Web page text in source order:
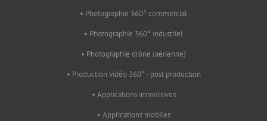
• Photographie 360° commercial
• Photographie 360° industriel
• Photographie drône (aérienne)
• Production vidéo 360° - post production
• Applications immersives
• Applications mobiles